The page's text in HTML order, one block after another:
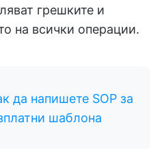
грешките и
на всички операции.
да напишете SOP за
шаблона